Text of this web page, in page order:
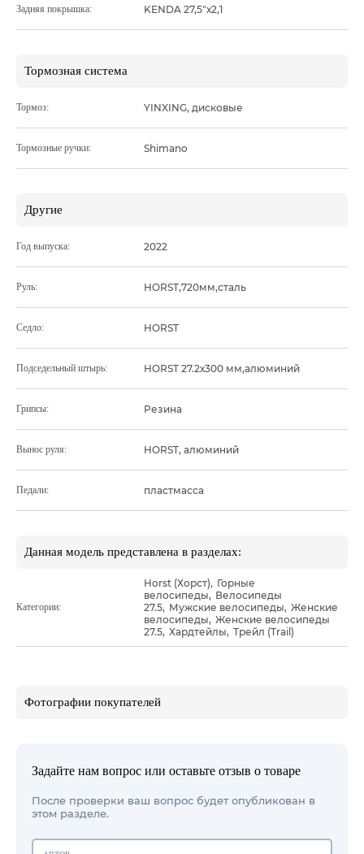
Задняя покрышка: KENDA 27,5"х2,1
Тормозная система
Тормоз: YINXING, дисковые
Тормозные ручки: Shimano
Другие
Год выпуска: 2022
Руль: HORST,720мм,сталь
Седло: HORST
Подседельный штырь: HORST 27.2х300 мм,алюминий
Грипсы: Резина
Вынос руля: HORST, алюминий
Педали: пластмасса
Данная модель представлена в разделах:
Категории:
Horst (Хорст), Горные
велосипеды, Велосипеды
27.5, Мужские велосипеды, Женские
велосипеды, Женские велосипеды
27.5, Хардтейлы, Трейл (Trail)
Фотографии покупателей
Задайте нам вопрос или оставьте отзыв о товаре
После проверки ваш вопрос будет опубликован в
этом разделе.